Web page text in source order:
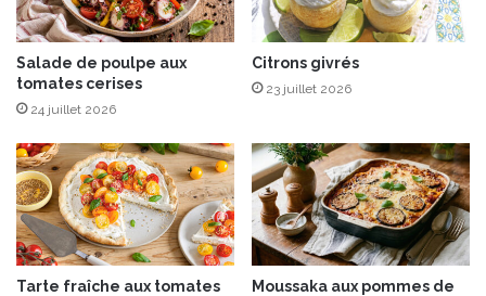
i
s
e
s
d
e
G
r
d
e
“
C
H
Salade de poulpe aux
tomates cerises
24 juillet 2026
Citrons givrés
23 juillet 2026
Tarte fraîche aux tomates
Moussaka aux pommes de